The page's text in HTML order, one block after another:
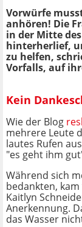
Vorwürfe
anhören! Die
in der Mitte
hinterherlief,
zu helfen,
Vorfalls, auf
Kein
Wie der Blog
mehrere Leute
lautes Rufen
"es geht ihm
Während sich
bedankten,
Kaitlyn
Anerkennung.
das Wasser